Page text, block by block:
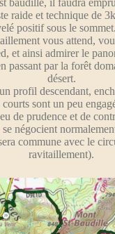
baudille, il faudra
raide et technique de
positif sous le
vous attend,
et ainsi admirer le
passant par la forêt
désert.
profil descendant,
courts sont un peu
de prudence et de
se négocient
commune avec le
ravitaillement).